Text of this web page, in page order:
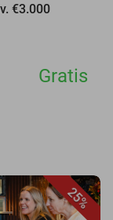
€3.000
Gratis
25%